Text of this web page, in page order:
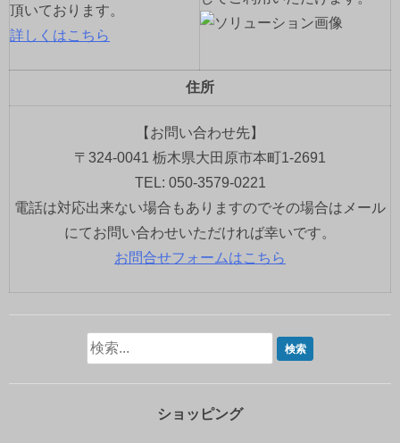
頂いております。
詳しくはこちら
住所
【お問い合わせ先】
〒324-0041 栃木県大田原市本町1-2691
TEL: 050-3579-0221
電話は対応出来ない場合もありますのでその場合はメール
にてお問い合わせいただければ幸いです。
お問合せフォームはこちら
ショッピング